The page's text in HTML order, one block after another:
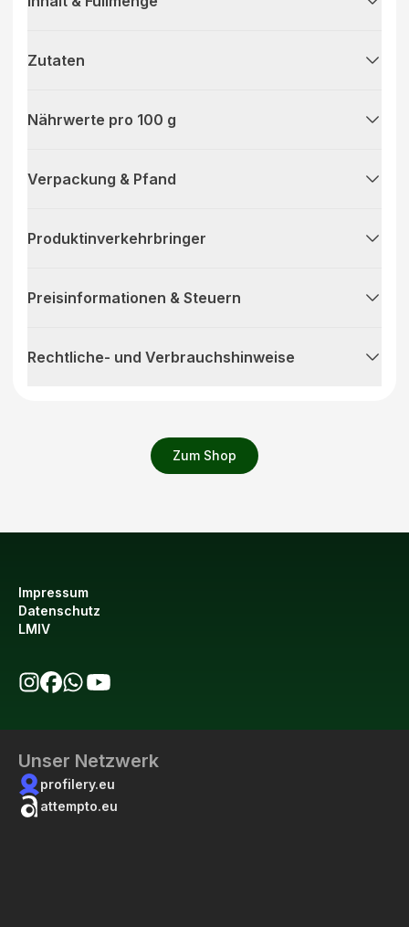
Zum Shop
Zutaten
Nährwerte pro 100 g
Verpackung & Pfand
Produktinverkehrbringer
Preisinformationen & Steuern
Rechtliche- und Verbrauchshinweise
Impressum
Datenschutz
LMIV
Unser Netzwerk
profilery.eu
attempto.eu